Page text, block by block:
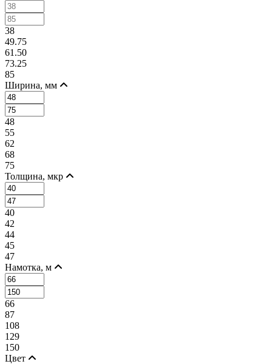
38
49.75
61.50
73.25
85
Ширина, мм
48
55
62
68
75
Толщина, мкр
40
42
44
45
47
Намотка, м
66
87
108
129
150
Цвет